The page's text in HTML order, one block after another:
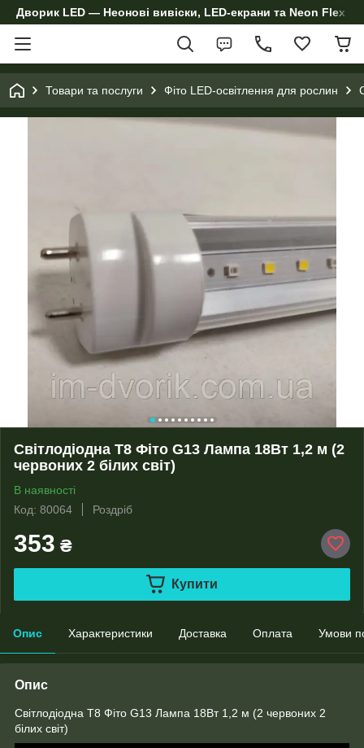
Дворик LED — Неонові вивіски, LED-екрани та Neon Flex
Товари та послуги Фіто LED-освітлення для рослин
Світлодіодна Т8 Фіто G13 Лампа 18Вт 1,2 м (2
червоних 2 білих світ)
В наявності
Код: 80064
Роздріб
353 ₴
Купити
Опис Характеристики Доставка Оплата Умови
Опис
Світлодіодна Т8 Фіто G13 Лампа 18Вт 1,2 м (2 червоних 2
білих світ)